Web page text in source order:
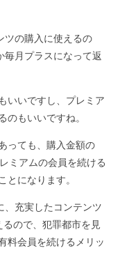
ツの購入に使えるの
毎月プラスになって返
いいですし、プレミア
のもいいですね。
っても、購入金額の
ミアムの会員を続ける
とになります。
、充実したコンテンツ
ので、犯罪都市を見
料会員を続けるメリッ